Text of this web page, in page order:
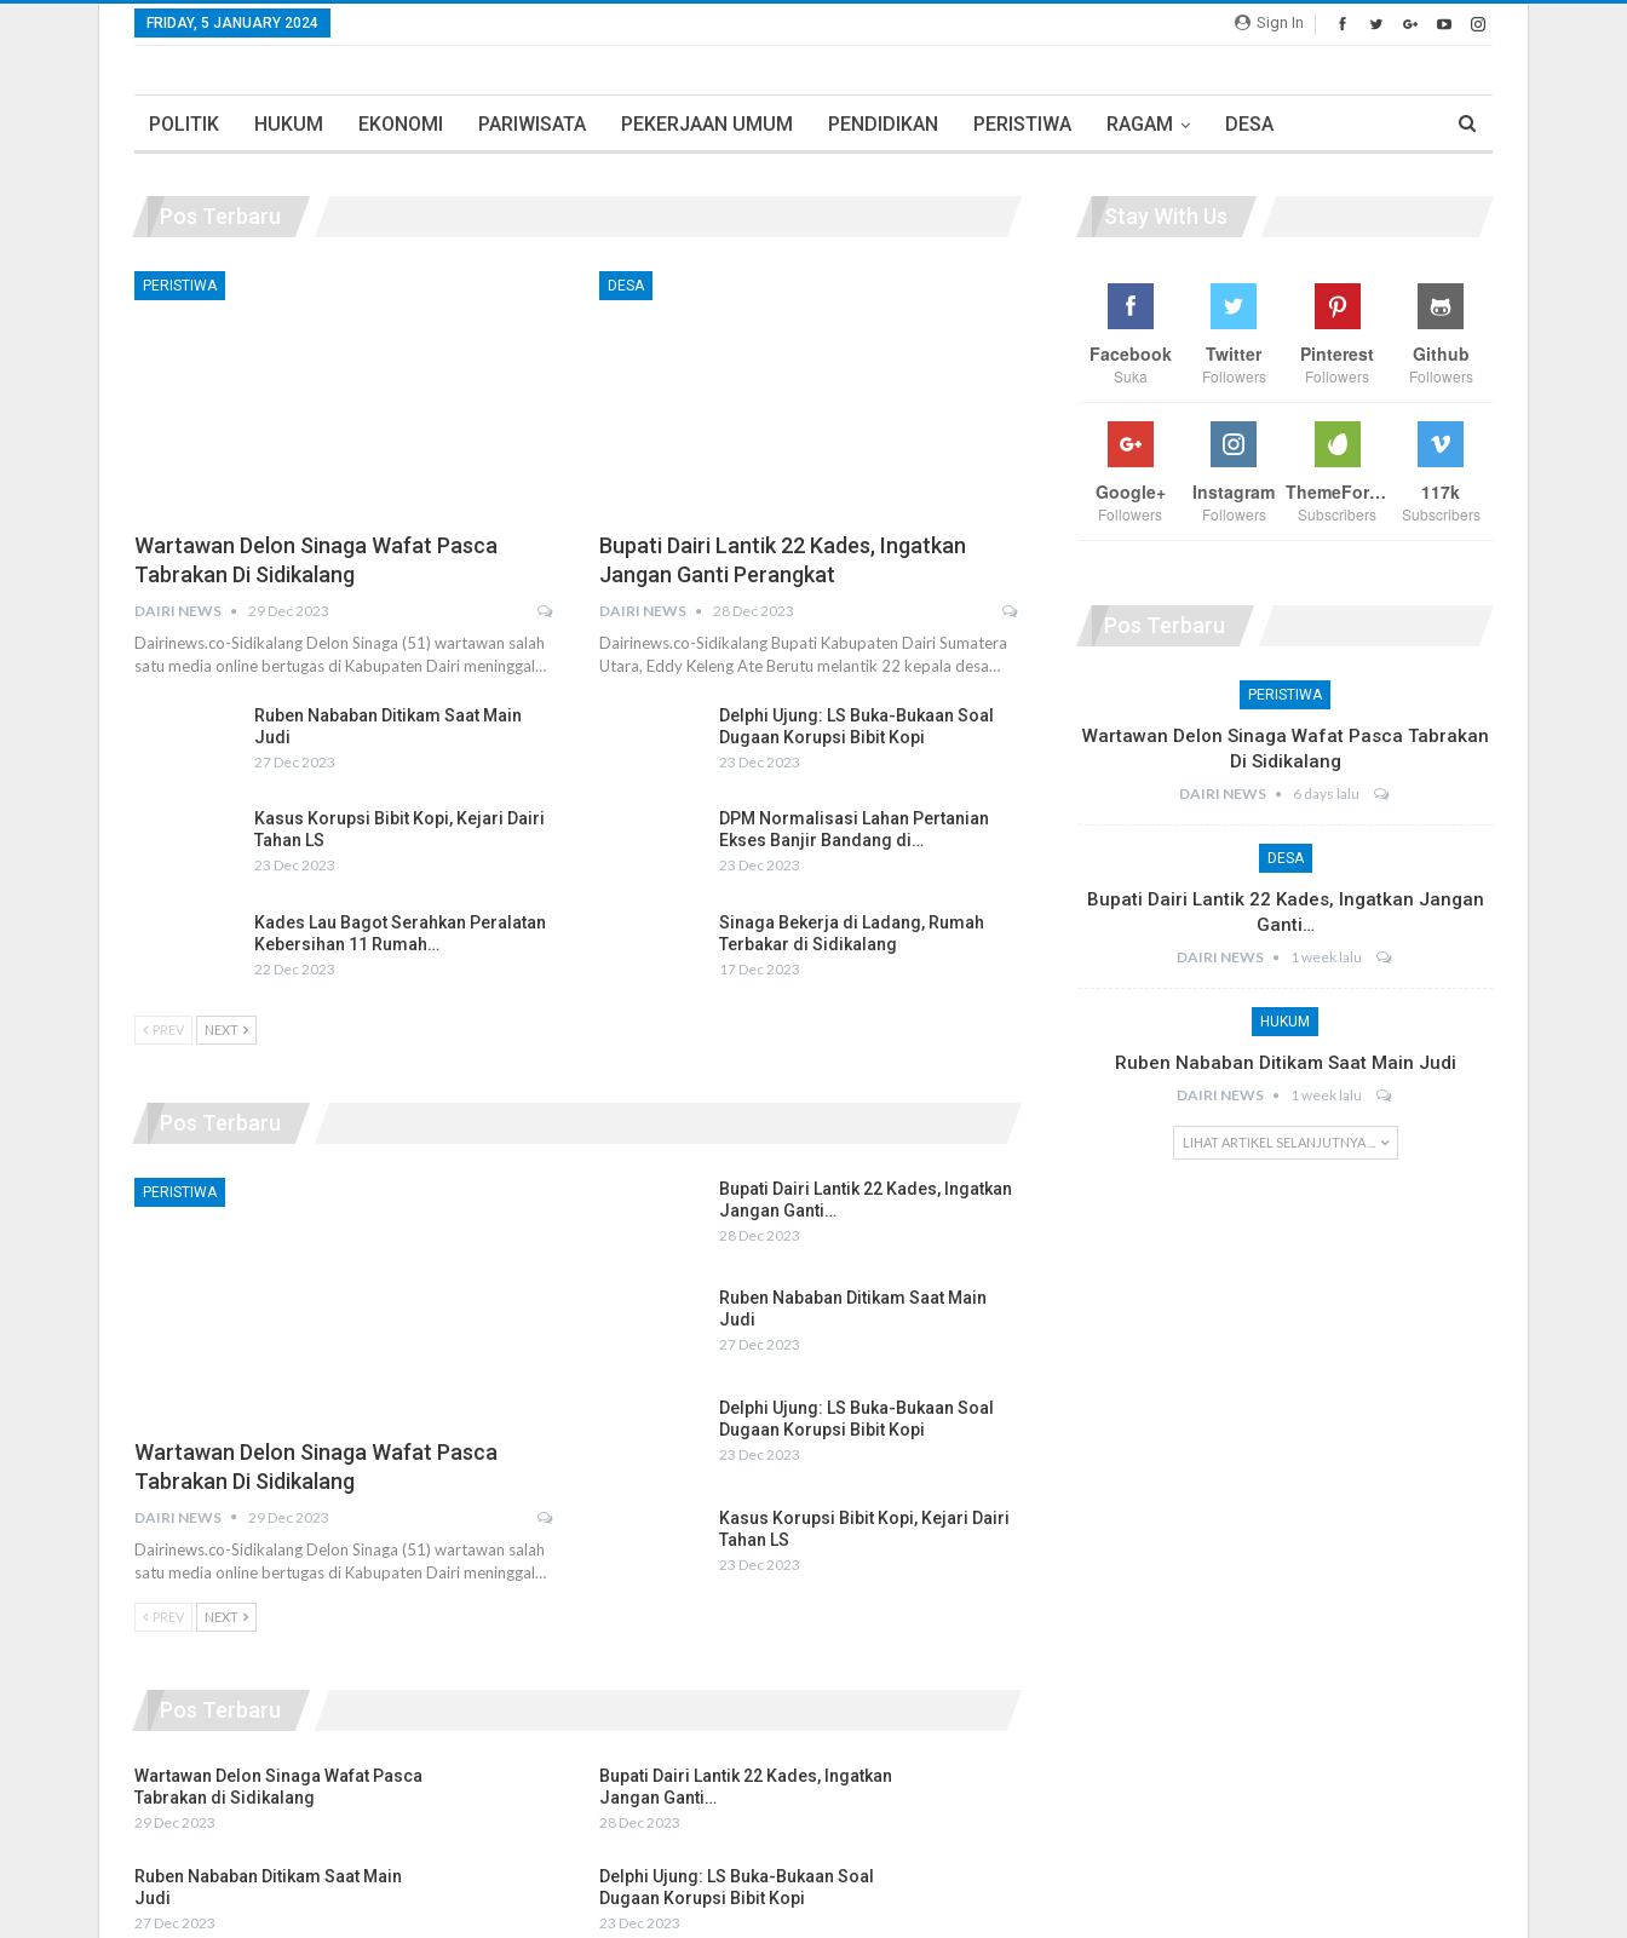
Sign In
FRIDAY, 5 JANUARY 2024
POLITIK HUKUM EKONOMI PARIWISATA PEKERJAAN UMUM PENDIDIKAN PERISTIWA RAGAM DESA
Pos Terbaru
PERISTIWA
Wartawan Delon Sinaga Wafat Pasca
Tabrakan Di Sidikalang
DAIRI NEWS 29 Dec 2023
Dairinews.co-Sidikalang Delon Sinaga (51) wartawan salah
satu media online bertugas di Kabupaten Dairi meninggal…
DESA
Bupati Dairi Lantik 22 Kades, Ingatkan
Jangan Ganti Perangkat
DAIRI NEWS 28 Dec 2023
Dairinews.co-Sidikalang Bupati Kabupaten Dairi Sumatera
Utara, Eddy Keleng Ate Berutu melantik 22 kepala desa…
Ruben Nababan Ditikam Saat Main
Judi
27 Dec 2023
Delphi Ujung: LS Buka-Bukaan Soal
Dugaan Korupsi Bibit Kopi
23 Dec 2023
Kasus Korupsi Bibit Kopi, Kejari Dairi
Tahan LS
23 Dec 2023
DPM Normalisasi Lahan Pertanian
Ekses Banjir Bandang di…
23 Dec 2023
Kades Lau Bagot Serahkan Peralatan
Kebersihan 11 Rumah…
22 Dec 2023
Sinaga Bekerja di Ladang, Rumah
Terbakar di Sidikalang
17 Dec 2023
PREV NEXT
Pos Terbaru
PERISTIWA
Wartawan Delon Sinaga Wafat Pasca
Tabrakan Di Sidikalang
DAIRI NEWS 29 Dec 2023
Dairinews.co-Sidikalang Delon Sinaga (51) wartawan salah
satu media online bertugas di Kabupaten Dairi meninggal…
Bupati Dairi Lantik 22 Kades, Ingatkan
Jangan Ganti…
28 Dec 2023
Ruben Nababan Ditikam Saat Main
Judi
27 Dec 2023
Delphi Ujung: LS Buka-Bukaan Soal
Dugaan Korupsi Bibit Kopi
23 Dec 2023
Kasus Korupsi Bibit Kopi, Kejari Dairi
Tahan LS
23 Dec 2023
PREV NEXT
Pos Terbaru
Wartawan Delon Sinaga Wafat Pasca
Tabrakan di Sidikalang
29 Dec 2023
Bupati Dairi Lantik 22 Kades, Ingatkan
Jangan Ganti…
28 Dec 2023
Ruben Nababan Ditikam Saat Main
Judi
27 Dec 2023
Delphi Ujung: LS Buka-Bukaan Soal
Dugaan Korupsi Bibit Kopi
23 Dec 2023
Stay With Us
Facebook
Suka
Twitter
Followers
Pinterest
Followers
Github
Followers
Google+
Followers
Instagram
Followers
ThemeForest
Subscribers
117k
Subscribers
Pos Terbaru
PERISTIWA
Wartawan Delon Sinaga Wafat Pasca Tabrakan
Di Sidikalang
DAIRI NEWS 6 days lalu
DESA
Bupati Dairi Lantik 22 Kades, Ingatkan Jangan
Ganti…
DAIRI NEWS 1 week lalu
HUKUM
Ruben Nababan Ditikam Saat Main Judi
DAIRI NEWS 1 week lalu
LIHAT ARTIKEL SELANJUTNYA ...